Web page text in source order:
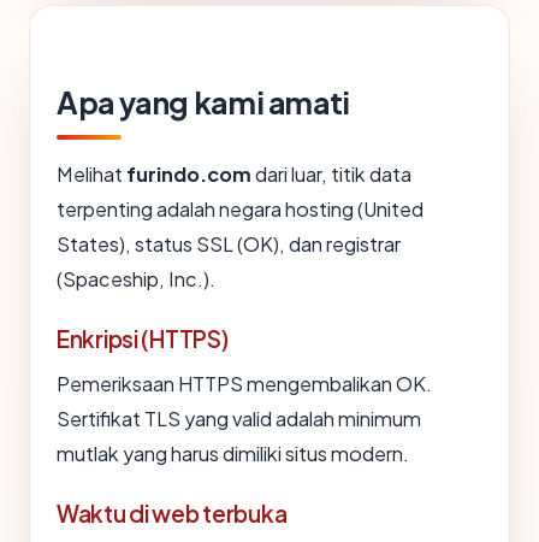
Apa yang kami amati
Melihat furindo.comdari luar, titik data
terpenting adalah negara hosting (United
States), status SSL (OK), dan registrar
(Spaceship, Inc.).
Enkripsi (HTTPS)
Pemeriksaan HTTPS mengembalikan OK.
Sertifikat TLS yang valid adalah minimum
mutlak yang harus dimiliki situs modern.
Waktu di web terbuka